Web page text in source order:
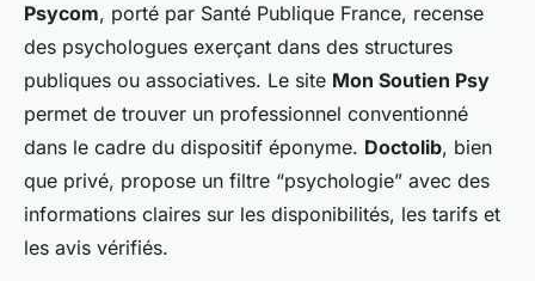
Psycom, porté par Santé Publique France, recense
des psychologues exerçant dans des structures
publiques ou associatives. Le site Mon Soutien Psy
permet de trouver un professionnel conventionné
dans le cadre du dispositif éponyme. Doctolib, bien
que privé, propose un filtre “psychologie” avec des
informations claires sur les disponibilités, les tarifs et
les avis vérifiés.